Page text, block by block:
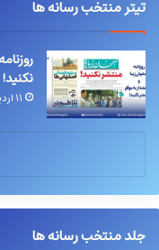
تیتر منتخب رسانه ها
نکنید!
۱۱ اردیبهشت, ۱۴۰۴
جلد منتخب رسانه ها